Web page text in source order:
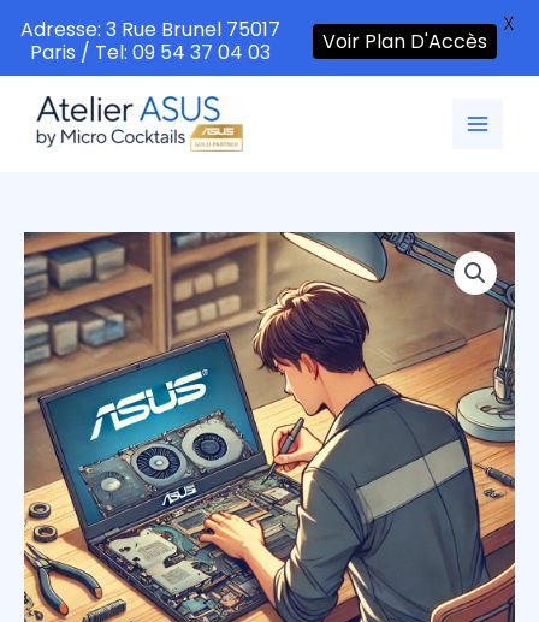
contenu
Adresse: 3 Rue Brunel 75017
Paris / Tel: 09 54 37 04 03
Voir Plan D'Accès
X